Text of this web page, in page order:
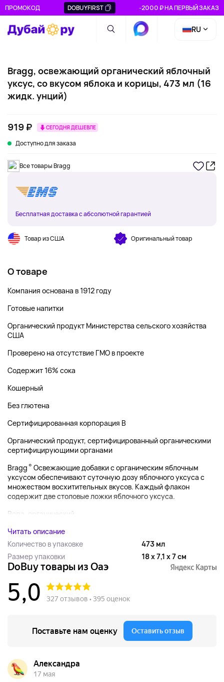
ПРОМОКОД DOBUYFIRST -2000 ₽ НА ПЕРВЫЙ ЗАКАЗ
RU
Bragg, освежающий органический яблочный
уксус, со вкусом яблока и корицы, 473 мл (16
жидк. унций)
919 ₽ СЕГОДНЯ ДЕШЕВЛЕ
Доступно для заказа
Все товары Bragg
Бесплатная доставка с абсолютной гарантией
Товар из США Оригинальный товар
О товаре
Компания основана в 1912 году
Готовые напитки
Органический продукт Министерства сельского хозяйства
США
Проверено на отсутствие ГМО в проекте
Содержит 16% сока
Кошерный
Без глютена
Сертифицированная корпорация B
Органический продукт, сертифицированный органическими
сертифицирующими органами
Bragg ® Освежающие добавки с органическим яблочным
уксусом обеспечивают суточную дозу яблочного уксуса с
множеством восхитительных вкусов. Каждый флакон
содержит две столовые ложки яблочного уксуса.
Вода, органический...
Читать описание
Количество в упаковке
473 мл
Размер упаковки
18 x 7,1 x 7 см